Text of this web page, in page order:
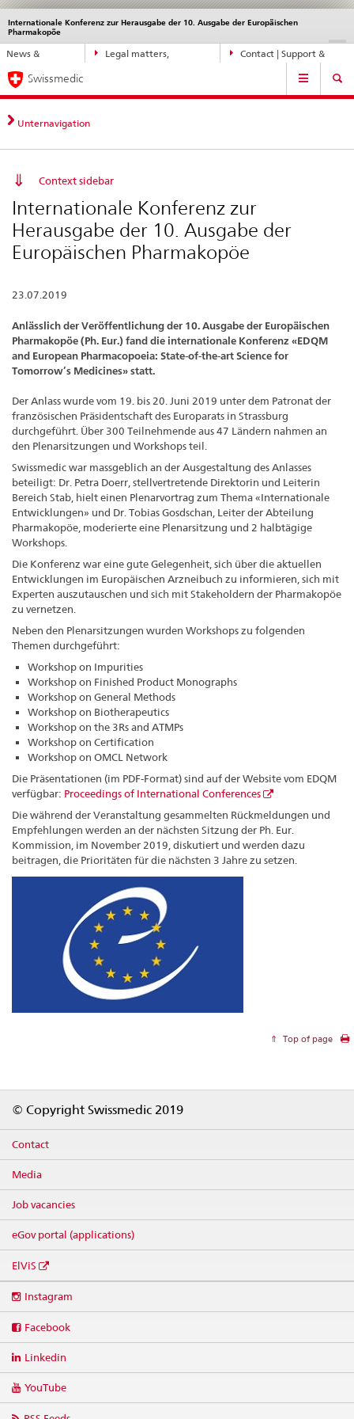
Direct
navigation:
news,
legal
matters,
contact
News &
Legal matters,
Contact | Support &
Internationale Konferenz zur Herausgabe der 10. Ausgabe der Europäischen
Pharmakopöe
Languages
DE IT
Service
navigation
Main
Navigation
Swissmedic
Unternavigation
Context sidebar
Internationale Konferenz zur
Herausgabe der 10. Ausgabe der
Europäischen Pharmakopöe
23.07.2019
Anlässlich der Veröffentlichung der 10. Ausgabe der Europäischen
Pharmakopöe (Ph. Eur.) fand die internationale Konferenz «EDQM
and European Pharmacopoeia: State-of-the-art Science for
Tomorrow’s Medicines» statt.
Der Anlass wurde vom 19. bis 20. Juni 2019 unter dem Patronat der
französischen Präsidentschaft des Europarats in Strassburg
durchgeführt. Über 300 Teilnehmende aus 47 Ländern nahmen an
den Plenarsitzungen und Workshops teil.
Swissmedic war massgeblich an der Ausgestaltung des Anlasses
beteiligt: Dr. Petra Doerr, stellvertretende Direktorin und Leiterin
Bereich Stab, hielt einen Plenarvortrag zum Thema «Internationale
Entwicklungen» und Dr. Tobias Gosdschan, Leiter der Abteilung
Pharmakopöe, moderierte eine Plenarsitzung und 2 halbtägige
Workshops.
Die Konferenz war eine gute Gelegenheit, sich über die aktuellen
Entwicklungen im Europäischen Arzneibuch zu informieren, sich mit
Experten auszutauschen und sich mit Stakeholdern der Pharmakopöe
zu vernetzen.
Neben den Plenarsitzungen wurden Workshops zu folgenden
Themen durchgeführt:
Workshop on Impurities
Workshop on Finished Product Monographs
Workshop on General Methods
Workshop on Biotherapeutics
Workshop on the 3Rs and ATMPs
Workshop on Certification
Workshop on OMCL Network
Die Präsentationen (im PDF-Format) sind auf der Website vom EDQM
verfügbar: Proceedings of International Conferences
Die während der Veranstaltung gesammelten Rückmeldungen und
Empfehlungen werden an der nächsten Sitzung der Ph. Eur.
Kommission, im November 2019, diskutiert und werden dazu
beitragen, die Prioritäten für die nächsten 3 Jahre zu setzen.
Top of page
© Copyright Swissmedic 2019
Contact
Media
Job vacancies
eGov portal (applications)
ElViS
media
Instagram
Facebook
Linkedin
YouTube